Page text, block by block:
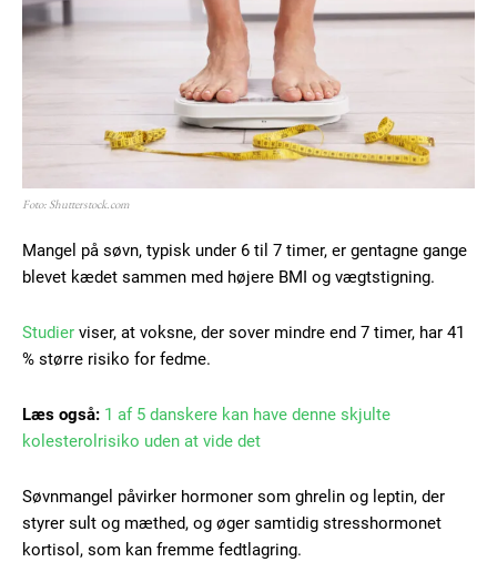
Foto: Shutterstock.com
Mangel på søvn, typisk under 6 til 7 timer, er gentagne gange
blevet kædet sammen med højere BMI og vægtstigning.
Studier viser, at voksne, der sover mindre end 7 timer, har 41
% større risiko for fedme.
Læs også: 1 af 5 danskere kan have denne skjulte
kolesterolrisiko uden at vide det
Søvnmangel påvirker hormoner som ghrelin og leptin, der
styrer sult og mæthed, og øger samtidig stresshormonet
kortisol, som kan fremme fedtlagring.